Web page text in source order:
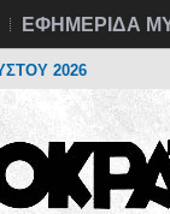
ΕΦΗΜΕΡΙΔΑ
2026